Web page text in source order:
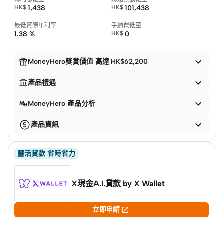
HK$ 1,438
HK$ 101,438
最低實際年利率
1.38 %
手續費低至
HK$ 0
MoneyHero獎賞價值 高達 HK$62,200 
產品禮遇 
MoneyHero 產品分析 
產品資訊 
靈活貸款 省時省力
X現金A.I.貸款 by X Wallet
立即申請 